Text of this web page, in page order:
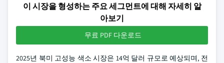
이 시장을 형성하는 주요 세그먼트에 대해 자세히 알
아보기
무료 PDF 다운로드
2025년 북미 고성능 색소 시장은 14억 달러 규모로 예상되며, 전